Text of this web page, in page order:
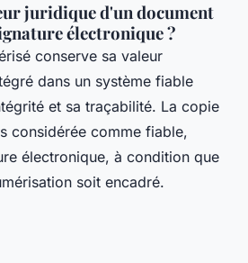
juridique d'un document
électronique ?
conserve sa valeur
dans un système fiable
et sa traçabilité. La copie
considérée comme fiable,
électronique, à condition que
soit encadré.